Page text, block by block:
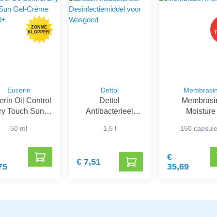
ZONNE
KLOPPER!
Eucerin
Oil Control
Touch Sun
50+
50 ml
Dettol
Dettol
Antibacterieel
voor Wasgoed
1,5 l
€ 7,51
Moisture
150
€
35,69